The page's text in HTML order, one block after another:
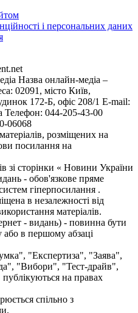
і персональних даних
Назва онлайн-медіа –
02091, місто Київ,
172-Б, офіс 208/1 E-mail:
Телефон: 044-205-43-00
06068
розміщених на
посилання на
зі сторінки « Новини України
- обов'язкове пряме
гіперпосилання .
в незалежності від
матеріалів.
- видань) - повинна бути
або в першому абзаці
"Експертиза", "Заява",
"Вибори", "Тест-драйв",
на правах
спільно з